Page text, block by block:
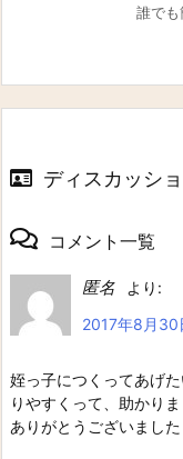
誰で
ディスカッシ
コメント一覧
匿名
より:
2017年8月30
姪っ子につくってあげ
りやすくって、助かりま
ありがとうございました